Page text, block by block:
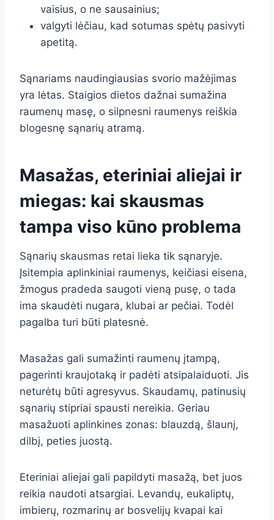
vaisius, o ne sausainius;
valgyti lėčiau, kad sotumas spėtų pasivyti
apetitą.
Sąnariams naudingiausias svorio mažėjimas
yra lėtas. Staigios dietos dažnai sumažina
raumenų masę, o silpnesni raumenys reiškia
blogesnę sąnarių atramą.
Masažas, eteriniai aliejai ir
miegas: kai skausmas
tampa viso kūno problema
Sąnarių skausmas retai lieka tik sąnaryje.
Įsitempia aplinkiniai raumenys, keičiasi eisena,
žmogus pradeda saugoti vieną pusę, o tada
ima skaudėti nugara, klubai ar pečiai. Todėl
pagalba turi būti platesnė.
Masažas gali sumažinti raumenų įtampą,
pagerinti kraujotaką ir padėti atsipalaiduoti. Jis
neturėtų būti agresyvus. Skaudamų, patinusių
sąnarių stipriai spausti nereikia. Geriau
masažuoti aplinkines zonas: blauzdą, šlaunį,
dilbį, peties juostą.
Eteriniai aliejai gali papildyti masažą, bet juos
reikia naudoti atsargiai. Levandų, eukaliptų,
imbierų, rozmarinų ar bosvelijų kvapai kai